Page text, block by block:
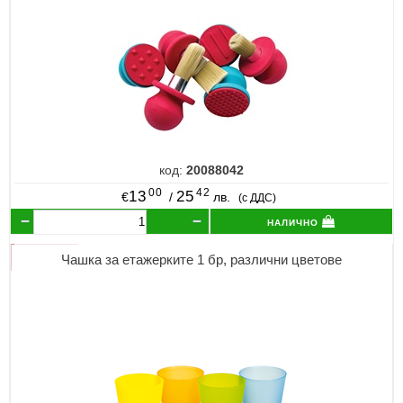
код: 20088042
€13 00 / 25 42 лв. (с ДДС)
налично
Чашка за етажерките 1 бр, различни цветове